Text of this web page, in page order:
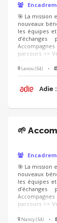
🎯 La mission
nouveaux
les équipes
parcours >>
En conclusion
reconnu.
Laxou (54) •
Adie
🌱
🎯 La mission
nouveaux
les équipes
parcours >>
En conclusion
Nancy (54) •